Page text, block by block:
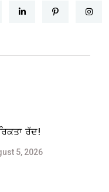
ਰੱਦ!
5, 2026